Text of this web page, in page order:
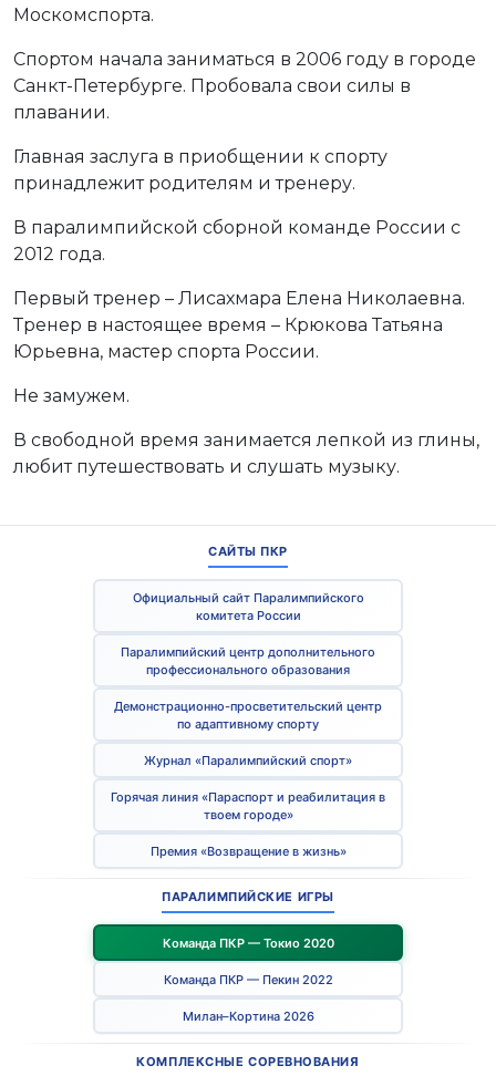
Москомспорта.
Спортом начала заниматься в 2006 году в городе
Санкт-Петербурге. Пробовала свои силы в
плавании.
Главная заслуга в приобщении к спорту
принадлежит родителям и тренеру.
В паралимпийской сборной команде России с
2012 года.
Первый тренер – Лисахмара Елена Николаевна.
Тренер в настоящее время – Крюкова Татьяна
Юрьевна, мастер спорта России.
Не замужем.
В свободной время занимается лепкой из глины,
любит путешествовать и слушать музыку.
САЙТЫ ПКР
Официальный сайт Паралимпийского
комитета России
Паралимпийский центр дополнительного
профессионального образования
Демонстрационно-просветительский центр
по адаптивному спорту
Журнал «Паралимпийский спорт»
Горячая линия «Параспорт и реабилитация в
твоем городе»
Премия «Возвращение в жизнь»
ПАРАЛИМПИЙСКИЕ ИГРЫ
Команда ПКР — Токио 2020
Команда ПКР — Пекин 2022
Милан–Кортина 2026
КОМПЛЕКСНЫЕ СОРЕВНОВАНИЯ